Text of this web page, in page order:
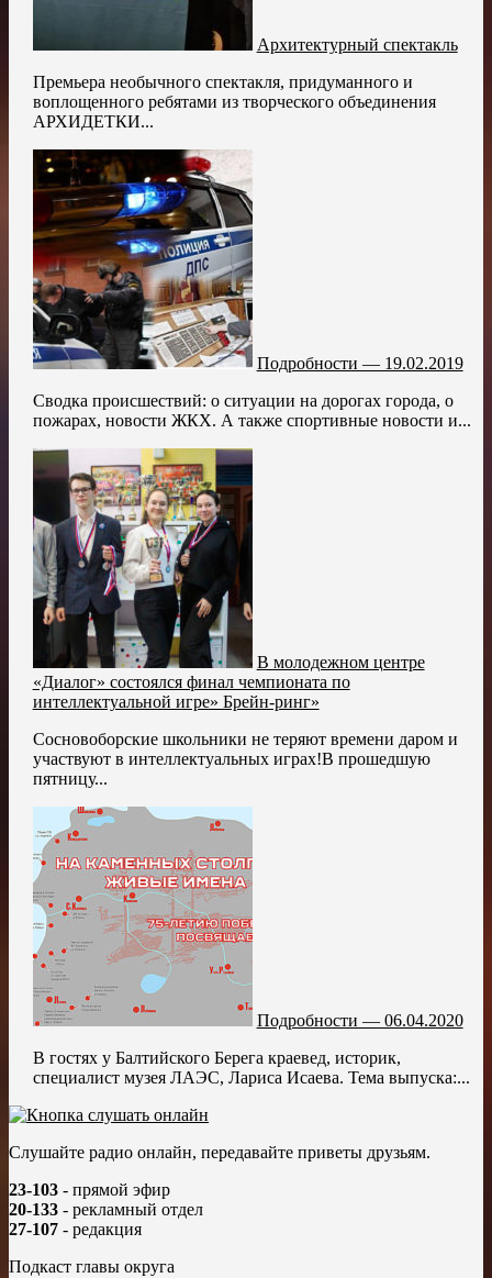
Архитектурный спектакль
Премьера необычного спектакля, придуманного и
воплощенного ребятами из творческого объединения
АРХИДЕТКИ...
Подробности — 19.02.2019
Сводка происшествий: о ситуации на дорогах города, о
пожарах, новости ЖКХ. А также спортивные новости и...
В молодежном центре
«Диалог» состоялся финал чемпионата по
интеллектуальной игре» Брейн-ринг»
Сосновоборские школьники не теряют времени даром и
участвуют в интеллектуальных играх!В прошедшую
пятницу...
Подробности — 06.04.2020
В гостях у Балтийского Берега краевед, историк,
специалист музея ЛАЭС, Лариса Исаева. Тема выпуска:...
Слушайте радио онлайн, передавайте приветы друзьям.
23-103 - прямой эфир
20-133 - рекламный отдел
27-107 - редакция
Подкаст главы округа